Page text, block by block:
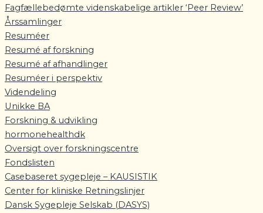
Fagfællebedømte videnskabelige artikler ‘Peer Review’
Årssamlinger
Resuméer
Resumé af forskning
Resumé af afhandlinger
Resuméer i perspektiv
Videndeling
Unikke BA
Forskning & udvikling
hormonehealthdk
Oversigt over forskningscentre
Fondslisten
Casebaseret sygepleje – KAUSISTIK
Center for kliniske Retningslinjer
Dansk Sygepleje Selskab (DASYS)